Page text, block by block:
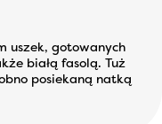
uszek, gotowanych
białą fasolą. Tuż
posiekaną natką